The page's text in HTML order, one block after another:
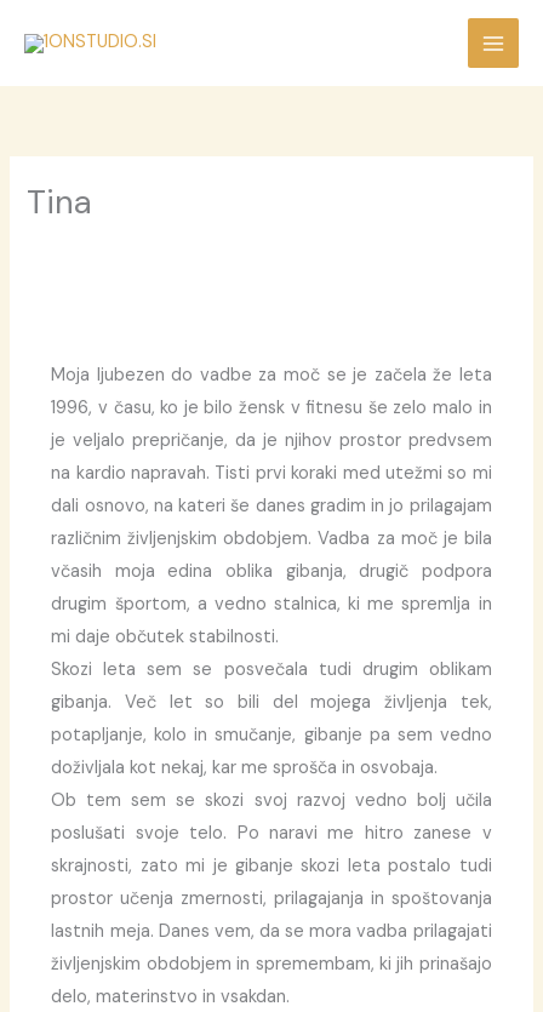
content
Tina
Moja ljubezen do vadbe za moč se je začela že leta
1996, v času, ko je bilo žensk v fitnesu še zelo malo in
je veljalo prepričanje, da je njihov prostor predvsem
na kardio napravah. Tisti prvi koraki med utežmi so mi
dali osnovo, na kateri še danes gradim in jo prilagajam
različnim življenjskim obdobjem. Vadba za moč je bila
včasih moja edina oblika gibanja, drugič podpora
drugim športom, a vedno stalnica, ki me spremlja in
mi daje občutek stabilnosti.
Skozi leta sem se posvečala tudi drugim oblikam
gibanja. Več let so bili del mojega življenja tek,
potapljanje, kolo in smučanje, gibanje pa sem vedno
doživljala kot nekaj, kar me sprošča in osvobaja.
Ob tem sem se skozi svoj razvoj vedno bolj učila
poslušati svoje telo. Po naravi me hitro zanese v
skrajnosti, zato mi je gibanje skozi leta postalo tudi
prostor učenja zmernosti, prilagajanja in spoštovanja
lastnih meja. Danes vem, da se mora vadba prilagajati
življenjskim obdobjem in spremembam, ki jih prinašajo
delo, materinstvo in vsakdan.